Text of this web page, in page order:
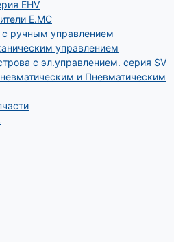
EHV
E.MC
с ручным управлением
управлением
с эл.управлением. серия SV
и Пневматическим